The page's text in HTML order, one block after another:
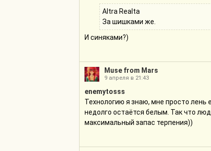
Altra Realta
За шишками же.
И синяками?)
Muse from Mars
9 апреля в 21:43
enemytosss
Технологию я знаю, мне просто лень
недолго остаётся белым. Так что
максимальный запас терпения))